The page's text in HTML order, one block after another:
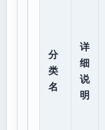
分
类
名
详
细
说
明